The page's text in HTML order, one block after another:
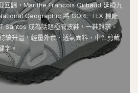
回歸，Marithe Francois Girbaud 延續九
Geographic 將 GORE-TEX 機能
Santos 成為話題極簡波鞋，一鞋難求。
續升溫，輕量外套、透氣面料、中性剪裁
字。